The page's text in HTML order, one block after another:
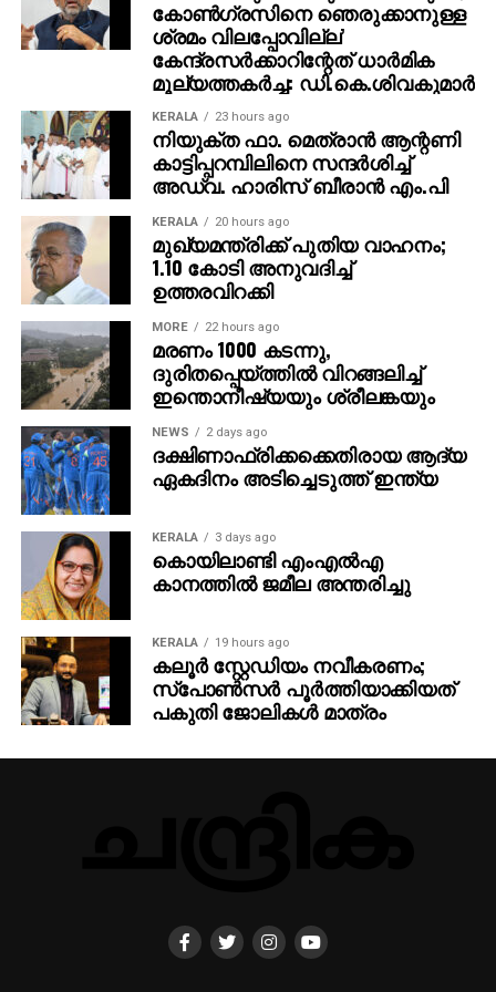
കോണ്‍ഗ്രസിനെ ഞെരുക്കാനുള്ള
ശ്രമം വിലപ്പോവില്ല’
കേന്ദ്രസര്‍ക്കാറിന്റേത് ധാര്‍മിക
മൂല്യത്തകര്‍ച്ച: ഡി.കെ.ശിവകുമാര്‍
KERALA 23 hours ago
നിയുക്ത ഫാ. മെത്രാന്‍ ആന്റണി
കാട്ടിപ്പറമ്പിലിനെ സന്ദര്‍ശിച്ച്
അഡ്വ. ഹാരിസ് ബീരാന്‍ എം.പി
KERALA 20 hours ago
മുഖ്യമന്ത്രിക്ക് പുതിയ വാഹനം;
1.10 കോടി അനുവദിച്ച്
ഉത്തരവിറക്കി
MORE 22 hours ago
മരണം 1000 കടന്നു,
ദുരിതപ്പെയ്ത്തിൽ വിറങ്ങലിച്ച്
ഇന്തൊനീഷ്യയും ശ്രീലങ്കയും
NEWS 2 days ago
ദക്ഷിണാഫ്രിക്കക്കെതിരായ ആദ്യ
ഏകദിനം അടിച്ചെടുത്ത് ഇന്ത്യ
KERALA 3 days ago
കൊയിലാണ്ടി എംഎല്‍എ
കാനത്തില്‍ ജമീല അന്തരിച്ചു
KERALA 19 hours ago
കലൂർ സ്റ്റേഡിയം നവീകരണം;
സ്പോൺസർ പൂർത്തിയാക്കിയത്
പകുതി ജോലികൾ മാത്രം